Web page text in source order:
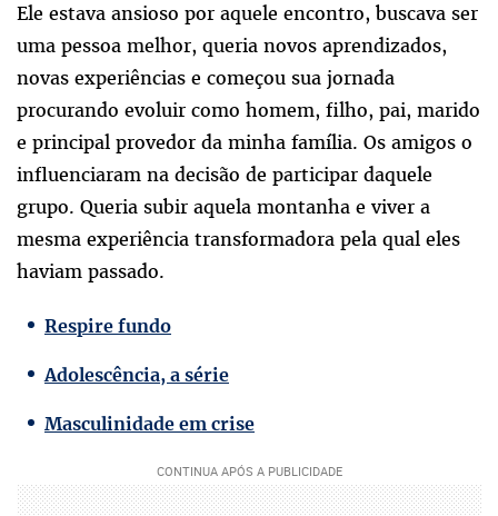
Ele estava ansioso por aquele encontro, buscava ser
uma pessoa melhor, queria novos aprendizados,
novas experiências e começou sua jornada
procurando evoluir como homem, filho, pai, marido
e principal provedor da minha família. Os amigos o
influenciaram na decisão de participar daquele
grupo. Queria subir aquela montanha e viver a
mesma experiência transformadora pela qual eles
haviam passado.
Respire fundo
Adolescência, a série
Masculinidade em crise